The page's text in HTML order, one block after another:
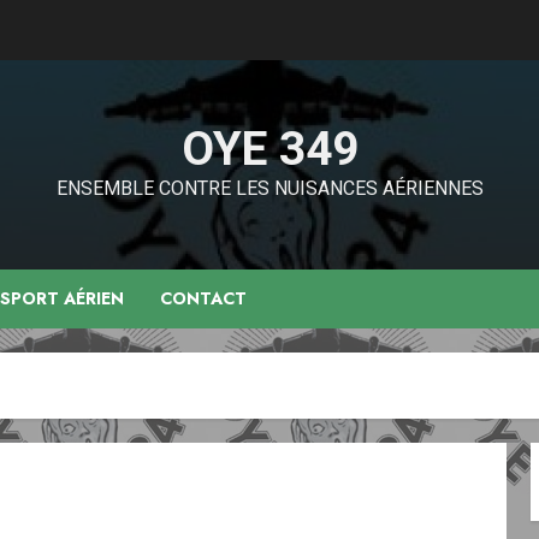
OYE 349
ENSEMBLE CONTRE LES NUISANCES AÉRIENNES
AÉRIEN CONTACT